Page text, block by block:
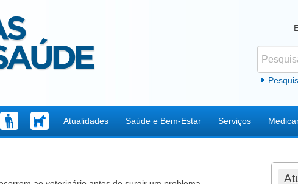
Atualidades Saúde e Bem-Estar Serviços